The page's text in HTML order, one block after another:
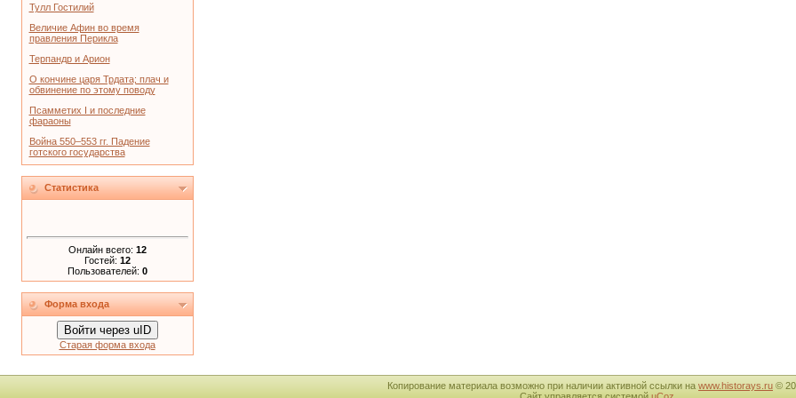
Тулл Гостилий
Величие Афин во время
правления Перикла
Терпандр и Арион
О кончине царя Трдата; плач и
обвинение по этому поводу
Псамметих I и последние
фараоны
Война 550–553 гг. Падение
готского государства
Статистика
Онлайн всего: 12
Гостей: 12
Пользователей: 0
Форма входа
Войти через uID
Старая форма входа
Копирование материала возможно при наличии активной ссылки на www.historays.ru ©